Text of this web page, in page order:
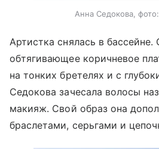
Анна Седокова,
Артистка снялась в бассейне.
обтягивающее коричневое
на тонких бретелях и с
Седокова зачесала волосы
макияж. Свой образ она
браслетами, серьгами и